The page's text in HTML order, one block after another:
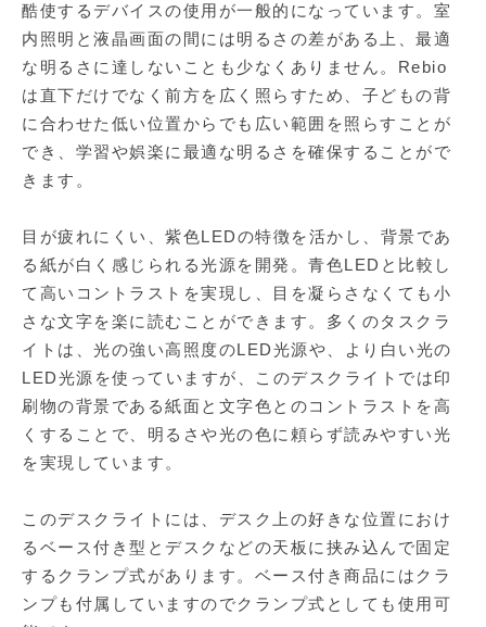
酷使するデバイスの使用が一般的になっています。室
内照明と液晶画面の間には明るさの差がある上、最適
な明るさに達しないことも少なくありません。Rebio
は直下だけでなく前方を広く照らすため、子どもの背
に合わせた低い位置からでも広い範囲を照らすことが
でき、学習や娯楽に最適な明るさを確保することがで
きます。
目が疲れにくい、紫色LEDの特徴を活かし、背景であ
る紙が白く感じられる光源を開発。青色LEDと比較し
て高いコントラストを実現し、目を凝らさなくても小
さな文字を楽に読むことができます。多くのタスクラ
イトは、光の強い高照度のLED光源や、より白い光の
LED光源を使っていますが、このデスクライトでは印
刷物の背景である紙面と文字色とのコントラストを高
くすることで、明るさや光の色に頼らず読みやすい光
を実現しています。
このデスクライトには、デスク上の好きな位置におけ
るベース付き型とデスクなどの天板に挟み込んで固定
するクランプ式があります。ベース付き商品にはクラ
ンプも付属していますのでクランプ式としても使用可